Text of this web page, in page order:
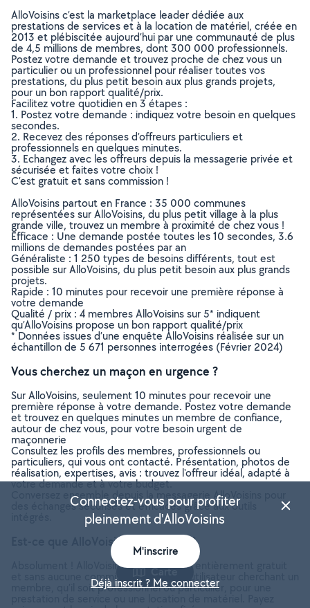
AlloVoisins c’est la marketplace leader dédiée aux
prestations de services et à la location de matériel, créée en
2013 et plébiscitée aujourd’hui par une communauté de plus
de 4,5 millions de membres, dont 300 000 professionnels.
Postez votre demande et trouvez proche de chez vous un
particulier ou un professionnel pour réaliser toutes vos
prestations, du plus petit besoin aux plus grands projets,
pour un bon rapport qualité/prix.
Facilitez votre quotidien en 3 étapes :
1. Postez votre demande : indiquez votre besoin en quelques
secondes.
2. Recevez des réponses d’offreurs particuliers et
professionnels en quelques minutes.
3. Echangez avec les offreurs depuis la messagerie privée et
sécurisée et faites votre choix !
C’est gratuit et sans commission !
AlloVoisins partout en France : 35 000 communes
représentées sur AlloVoisins, du plus petit village à la plus
grande ville, trouvez un membre à proximité de chez vous !
Efficace : Une demande postée toutes les 10 secondes, 3.6
millions de demandes postées par an
Généraliste : 1 250 types de besoins différents, tout est
possible sur AlloVoisins, du plus petit besoin aux plus grands
projets.
Rapide : 10 minutes pour recevoir une première réponse à
votre demande
Qualité / prix : 4 membres AlloVoisins sur 5* indiquent
qu’AlloVoisins propose un bon rapport qualité/prix
* Données issues d’une enquête AlloVoisins réalisée sur un
échantillon de 5 671 personnes interrogées (Février 2024)
Vous cherchez un maçon en urgence ?
Sur AlloVoisins, seulement 10 minutes pour recevoir une
première réponse à votre demande. Postez votre demande
et trouvez en quelques minutes un membre de confiance,
autour de chez vous, pour votre besoin urgent de
maçonnerie
Consultez les profils des membres, professionnels ou
particuliers, qui vous ont contacté. Présentation, photos de
réalisation, expertises, avis : trouvez l'offreur idéal, adapté à
votre demande et à votre budget.
Conversez ensemble depuis la messagerie AlloVoisins pour
des échanges sécurisés et efficaces grâce aux outils
Est-ce que AlloVoisins est gratuit ?
Absolument ! AlloVoisins est un service entièrement gratuit
et sans aucune commission pour tout utilisateur cherchant un
membre, qu’il soit professionnel ou particulier, pour une
Carte
Connectez-vous pour profiter
pleinement d'AlloVoisins
M'inscrire
Déjà inscrit ? Me connecter